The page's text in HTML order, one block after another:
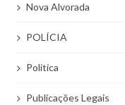
Nova Alvorada
POLÍCIA
Politíca
Publicações Legais